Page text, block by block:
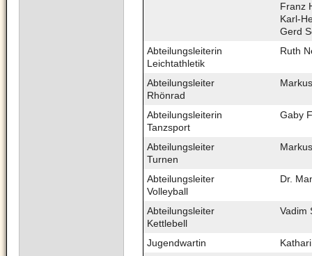
Franz
Karl-
Gerd
Abteilungsleiterin
Leichtathletik
Ruth
Abteilungsleiter
Rhönrad
Abteilungsleiterin
Tanzsport
Gaby
Abteilungsleiter
Turnen
Abteilungsleiter
Volleyball
Dr.
Abteilungsleiter
Kettlebell
Vadim
Jugendwartin